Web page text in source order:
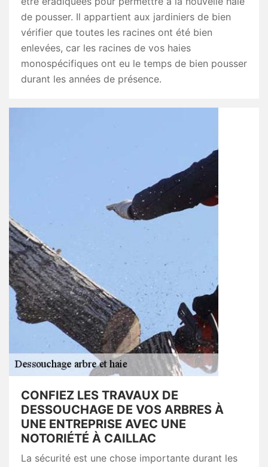
de pousser. Il appartient aux jardiniers de bien
vérifier que toutes les racines ont été bien
enlevées, car les racines de vos haies
monospécifiques ont eu le temps de bien pousser
durant les années de présence.
CONFIEZ LES TRAVAUX DE
DESSOUCHAGE DE VOS ARBRES À
UNE ENTREPRISE AVEC UNE
NOTORIÉTÉ À CAILLAC
La sécurité est une chose importante durant les